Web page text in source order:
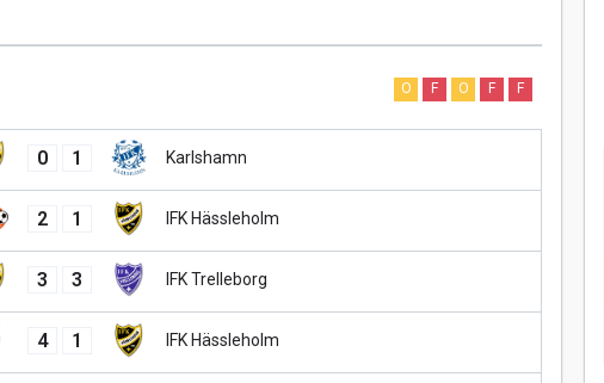
O F O F F
0 1 Karlshamn
2 1 IFK Hässleholm
3 3 IFK Trelleborg
4 1 IFK Hässleholm